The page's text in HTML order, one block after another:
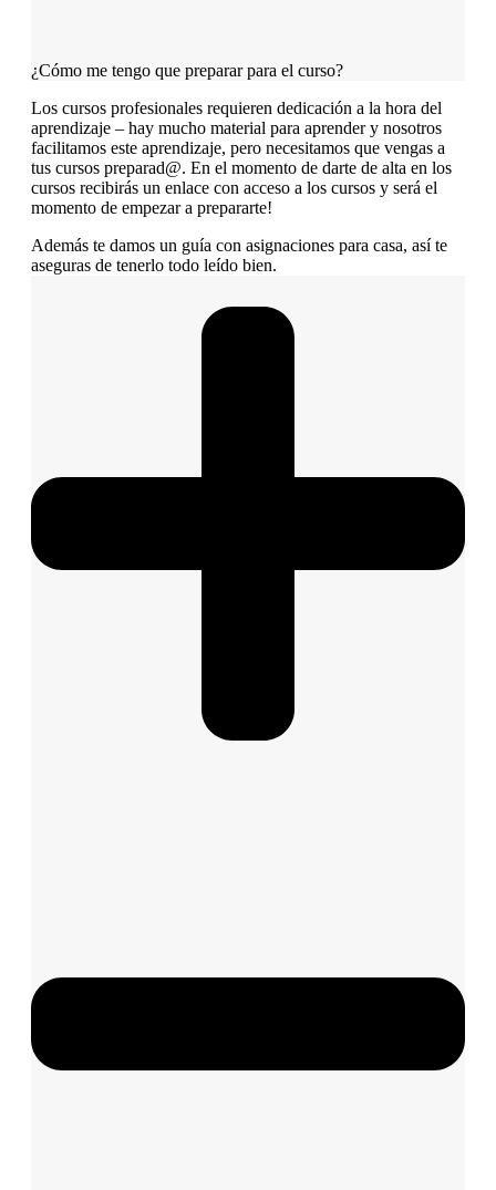
¿Cómo me tengo que preparar para el curso?
Los cursos profesionales requieren dedicación a la hora del
aprendizaje – hay mucho material para aprender y nosotros
facilitamos este aprendizaje, pero necesitamos que vengas a
tus cursos preparad@. En el momento de darte de alta en los
cursos recibirás un enlace con acceso a los cursos y será el
momento de empezar a prepararte!
Además te damos un guía con asignaciones para casa, así te
aseguras de tenerlo todo leído bien.